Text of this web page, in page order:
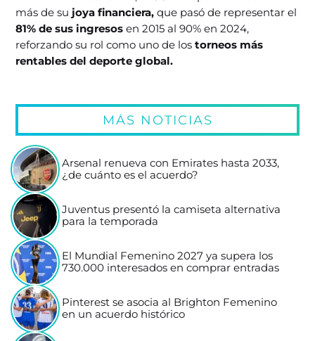
más de su joya financiera, que pasó de representar el
81% de sus ingresos en 2015 al 90% en 2024,
reforzando su rol como uno de los torneos más
rentables del deporte global.
MÁS NOTICIAS
Arsenal renueva con Emirates hasta 2033,
¿de cuánto es el acuerdo?
Juventus presentó la camiseta alternativa
para la temporada
El Mundial Femenino 2027 ya supera los
730.000 interesados en comprar entradas
Pinterest se asocia al Brighton Femenino
en un acuerdo histórico